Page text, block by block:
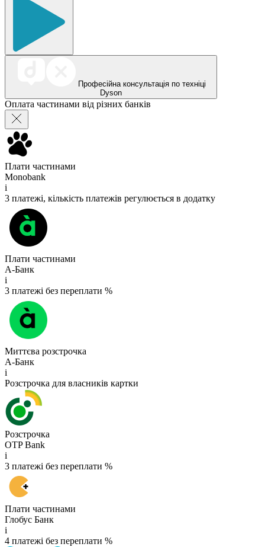
Професійна консультація по техніці
Dyson
Оплата частинами від різних банків
Плати частинами
Monobank
i
3 платежі, кількість платежів регулюється в додатку
Плати частинами
А-Банк
i
3 платежі без переплати %
Миттєва розстрочка
А-Банк
i
Розстрочка для власників картки
Розстрочка
OTP Bank
i
3 платежі без переплати %
Плати частинами
Глобус Банк
i
4 платежі без переплати %